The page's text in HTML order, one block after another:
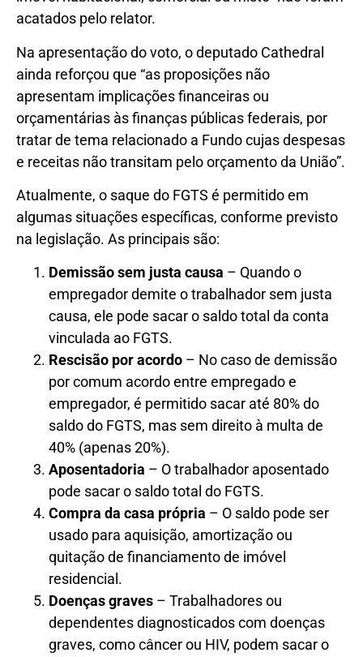
acatados pelo relator.
Na apresentação do voto, o deputado Cathedral
ainda reforçou que “as proposições não
apresentam implicações financeiras ou
orçamentárias às finanças públicas federais, por
tratar de tema relacionado a Fundo cujas despesas
e receitas não transitam pelo orçamento da União”.
Atualmente, o saque do FGTS é permitido em
algumas situações específicas, conforme previsto
na legislação. As principais são:
Demissão sem justa causa – Quando o
empregador demite o trabalhador sem justa
causa, ele pode sacar o saldo total da conta
vinculada ao FGTS.
Rescisão por acordo – No caso de demissão
por comum acordo entre empregado e
empregador, é permitido sacar até 80% do
saldo do FGTS, mas sem direito à multa de
40% (apenas 20%).
Aposentadoria – O trabalhador aposentado
pode sacar o saldo total do FGTS.
Compra da casa própria – O saldo pode ser
usado para aquisição, amortização ou
quitação de financiamento de imóvel
residencial.
Doenças graves – Trabalhadores ou
dependentes diagnosticados com doenças
graves, como câncer ou HIV, podem sacar o